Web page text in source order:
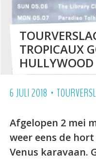
TROPICAUX
HULLYWOOD
6 JULI 2018 •
Afgelopen 2 mei
weer eens de
Venus karavaan.